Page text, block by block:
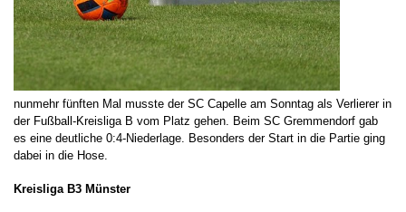
nunmehr fünften Mal musste der SC Capelle am Sonntag als Verlierer in
der Fußball-Kreisliga B vom Platz gehen. Beim SC Gremmendorf gab
es eine deutliche 0:4-Niederlage. Besonders der Start in die Partie ging
dabei in die Hose.
Kreisliga B3 Münster